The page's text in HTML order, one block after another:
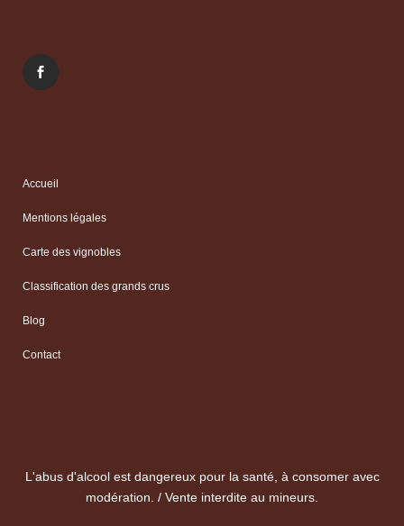
Accueil
Mentions légales
Carte des vignobles
Classification des grands crus
Blog
Contact
L'abus d'alcool est dangereux pour la santé, à consomer avec
modération. / Vente interdite au mineurs.